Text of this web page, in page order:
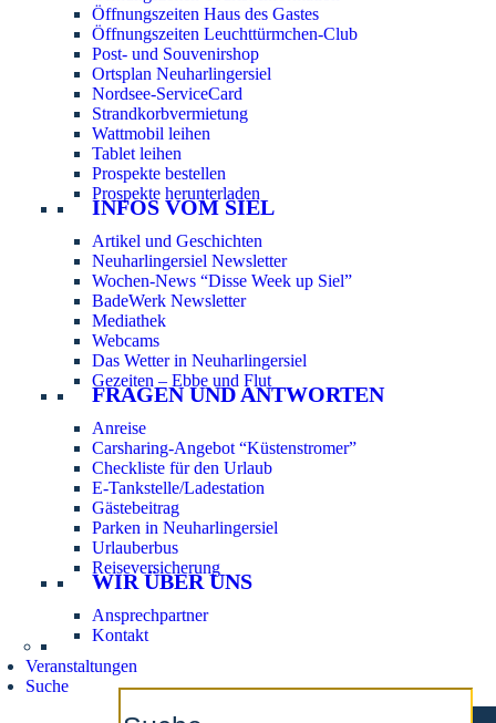
Öffnungszeiten Haus des Gastes
Öffnungszeiten Leuchttürmchen-Club
Post- und Souvenirshop
Ortsplan Neuharlingersiel
Nordsee-ServiceCard
Strandkorbvermietung
Wattmobil leihen
Tablet leihen
Prospekte bestellen
Prospekte herunterladen
INFOS VOM SIEL
Artikel und Geschichten
Neuharlingersiel Newsletter
Wochen-News “Disse Week up Siel”
BadeWerk Newsletter
Mediathek
Webcams
Das Wetter in Neuharlingersiel
Gezeiten – Ebbe und Flut
FRAGEN UND ANTWORTEN
Anreise
Carsharing-Angebot “Küstenstromer”
Checkliste für den Urlaub
E-Tankstelle/Ladestation
Gästebeitrag
Parken in Neuharlingersiel
Urlauberbus
Reiseversicherung
WIR ÜBER UNS
Ansprechpartner
Kontakt
Veranstaltungen
Suche